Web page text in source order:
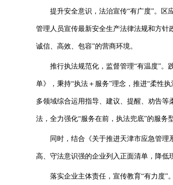
提升安全意识，法治宣传“有广度”。区应
管理人员宣传最新安全生产法律法规和方针
诚信、高效、包容”的营商环境。
推行执法规范化，监督管理“有温度”。
单》，秉持“执法＋服务”理念，推进“柔性
多领域综合运用指导、建议、提醒、劝告等
法，全力强化“服务在前，执法兜底”的服务
同时，结合《关于推进天津市应急管理
高、守法意识强的企业列入正面清单，降低
落实企业主体责任，宣传教育“有力度”